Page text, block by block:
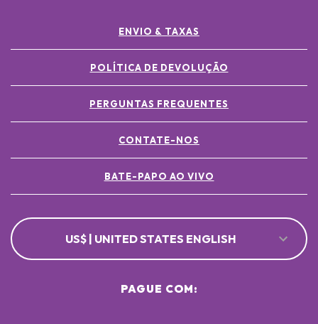
ENVIO & TAXAS
POLÍTICA DE DEVOLUÇÃO
PERGUNTAS FREQUENTES
CONTATE-NOS
BATE-PAPO AO VIVO
US$ | UNITED STATES ENGLISH
PAGUE COM: